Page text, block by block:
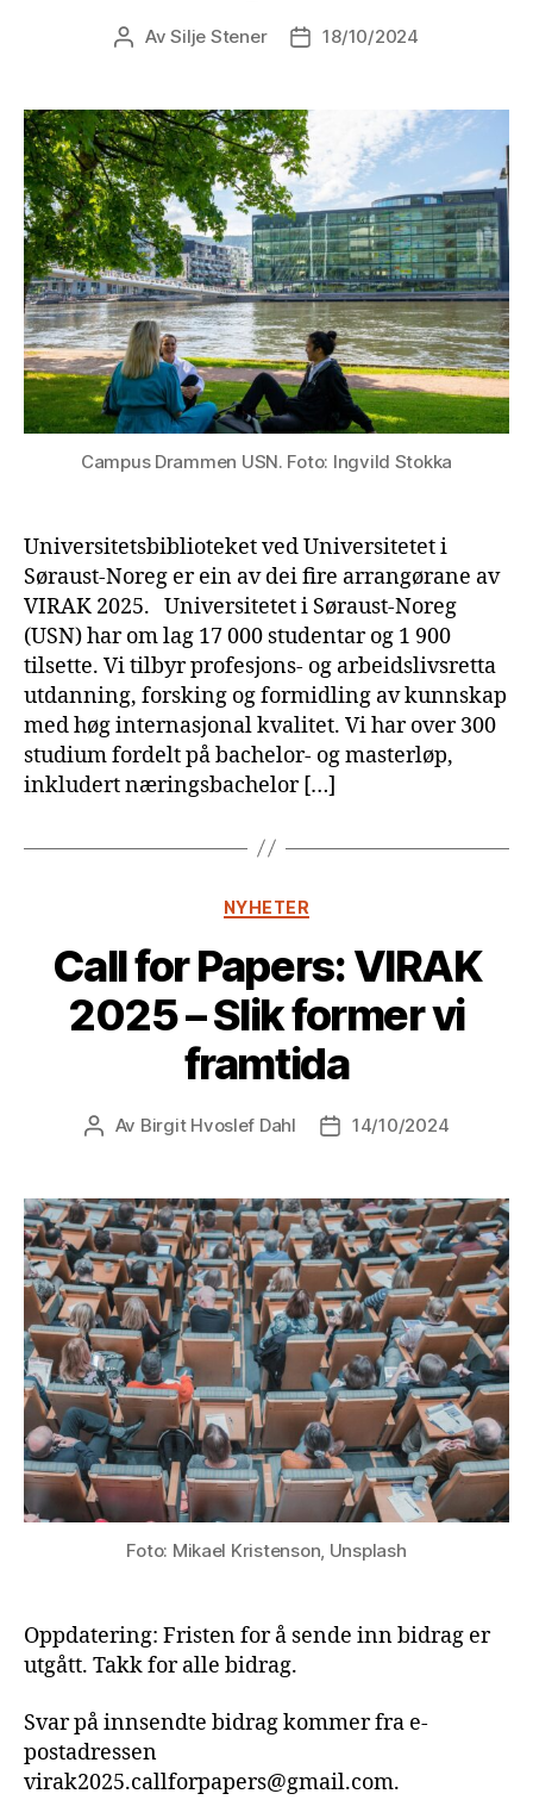
Innleggsforfatter
AvSilje Stener Publiseringsdato
18/10/2024
Campus Drammen USN. Foto: Ingvild Stokka
Universitetsbiblioteket ved Universitetet i
Søraust-Noreg er ein av dei fire arrangørane av
VIRAK 2025. Universitetet i Søraust-Noreg
(USN) har om lag 17 000 studentar og 1 900
tilsette. Vi tilbyr profesjons- og arbeidslivsretta
utdanning, forsking og formidling av kunnskap
med høg internasjonal kvalitet. Vi har over 300
studium fordelt på bachelor- og masterløp,
inkludert næringsbachelor […]
Kategorier
NYHETER
Call for Papers: VIRAK
2025 – Slik former vi
framtida
Innleggsforfatter
Av Birgit Hvoslef Dahl Publiseringsdato
14/10/2024
Foto: Mikael Kristenson, Unsplash
Oppdatering: Fristen for å sende inn bidrag er
utgått. Takk for alle bidrag.
Svar på innsendte bidrag kommer fra e-
postadressen
virak2025.callforpapers@gmail.com.